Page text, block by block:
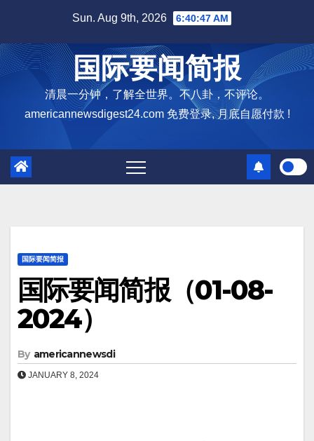
content
Sun. Aug 9th, 2026 6:40:48 AM
国际要闻简报
清晨一分钟，了解全世界。不八卦，不评论。
americannewsdigest24.com 免费登录, 月底自愿付款 !
国际要闻简报
国际要闻简报（01-08-
2024）
By americannewsdi
JANUARY 8, 2024